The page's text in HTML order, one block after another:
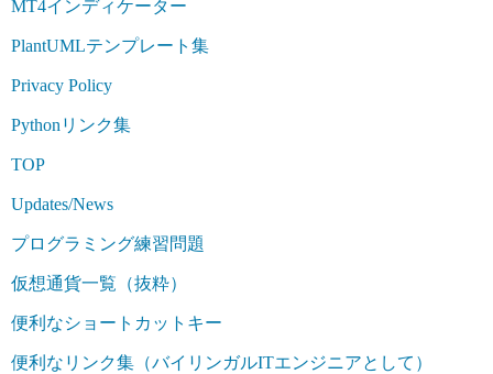
MT4インディケーター
PlantUMLテンプレート集
Privacy Policy
Pythonリンク集
TOP
Updates/News
プログラミング練習問題
仮想通貨一覧（抜粋）
便利なショートカットキー
便利なリンク集（バイリンガルITエンジニアとして）